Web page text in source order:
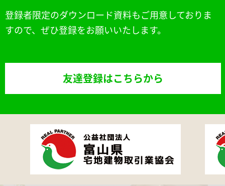
登録者限定のダウンロード資料もご用意しておりま
すので、ぜひ登録をお願いいたします。
友達登録はこちらから